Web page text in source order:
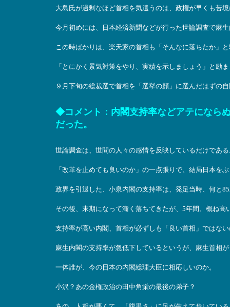
大島氏が過剰なほど首相を気遣うのは、政権が早くも苦
今月初めには、日本経済新聞などが行った世論調査で麻
この時ばかりは、楽天家の首相も「そんなに落ちたか」
「とにかく景気対策をやり、実績を示しましょう」と励
９月下旬の総裁選で首相を「選挙の顔」に選んだはずの
◆コメント：内閣支持率などアテになら
だった。
世論調査は、世間の人々の感情を反映しているだけであ
「改革を止めても良いのか」の一点張りで、結局日本を
政界を引退した、小泉内閣の支持率は、発足当時、何と
その後、末期になって漸く落ちてきたが、5年間、概ね高
支持率が高い内閣、首相が必ずしも「良い首相」ではな
麻生内閣の支持率が急低下しているというが、麻生首相
一体誰が、今の日本の内閣総理大臣に相応しいのか。
小沢？あの金権政治の田中角栄の最後の弟子？